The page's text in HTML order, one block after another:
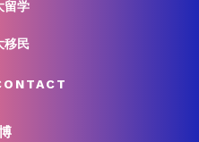
留学
移民